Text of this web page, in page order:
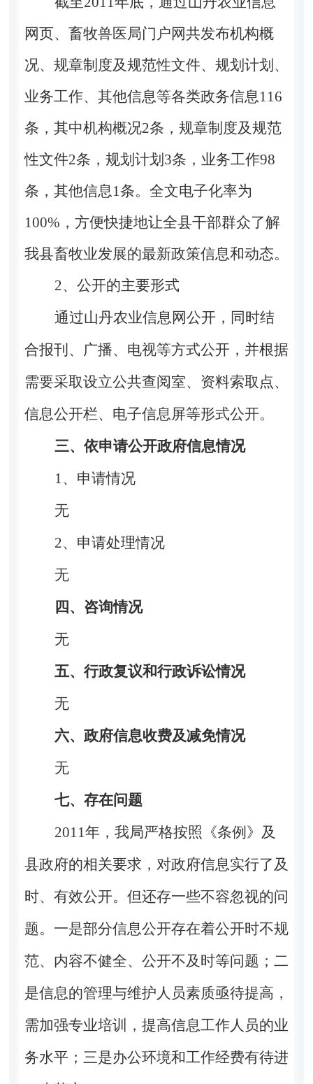
网页、畜牧兽医局门户网共发布机构概
况、规章制度及规范性文件、规划计划、
业务工作、其他信息等各类政务信息116
条，其中机构概况2条，规章制度及规范
性文件2条，规划计划3条，业务工作98
条，其他信息1条。全文电子化率为
100%，方便快捷地让全县干部群众了解
我县畜牧业发展的最新政策信息和动态。
2、公开的主要形式
通过山丹农业信息网公开，同时结
合报刊、广播、电视等方式公开，并根据
需要采取设立公共查阅室、资料索取点、
信息公开栏、电子信息屏等形式公开。
三、依申请公开政府信息情况
1 、申请情况
无
2、申请处理情况
无
四、咨询情况
无
五、行政复议和行政诉讼情况
无
六、政府信息收费及减免情况
无
七、存在问题
2011年，我局严格按照《条例》及
县政府的相关要求，对政府信息实行了及
时、有效公开。但还存一些不容忽视的问
题。一是部分信息公开存在着公开时不规
范、内容不健全、公开不及时等问题；二
是信息的管理与维护人员素质亟待提高，
需加强专业培训，提高信息工作人员的业
务水平；三是办公环境和工作经费有待进